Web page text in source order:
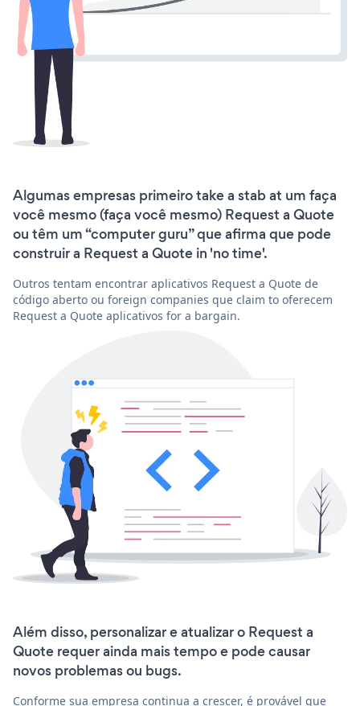
Algumas empresas primeiro take a stab at um faça
você mesmo (faça você mesmo) Request a Quote
ou têm um “computer guru” que afirma que pode
construir a Request a Quote in 'no time'.
Outros tentam encontrar aplicativos Request a Quote de
código aberto ou foreign companies que claim to oferecem
Request a Quote aplicativos for a bargain.
Além disso, personalizar e atualizar o Request a
Quote requer ainda mais tempo e pode causar
novos problemas ou bugs.
Conforme sua empresa continua a crescer, é provável que